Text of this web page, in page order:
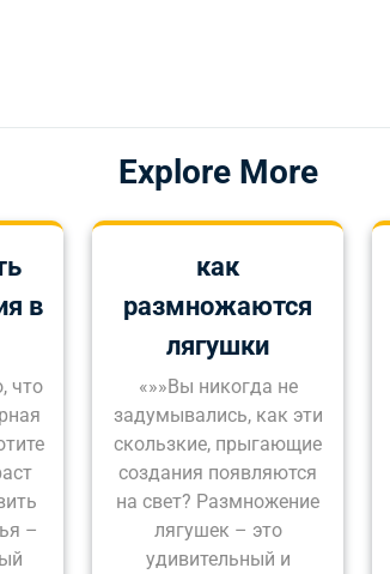
Explore More
в
что
–
как
размножаются
лягушки
«»»Вы никогда не
задумывались, как эти
скользкие, прыгающие
создания появляются
на свет? Размножение
лягушек – это
удивительный и